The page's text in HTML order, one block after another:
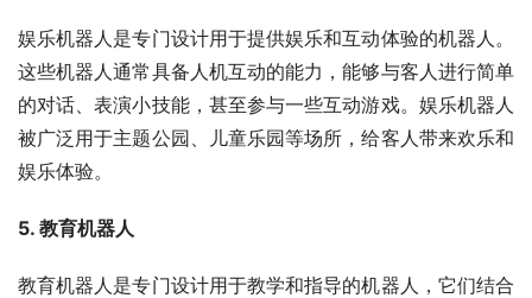
娱乐机器人是专门设计用于提供娱乐和互动体验的机器人。
这些机器人通常具备人机互动的能力，能够与客人进行简单
的对话、表演小技能，甚至参与一些互动游戏。娱乐机器人
被广泛用于主题公园、儿童乐园等场所，给客人带来欢乐和
娱乐体验。
5. 教育机器人
教育机器人是专门设计用于教学和指导的机器人，它们结合